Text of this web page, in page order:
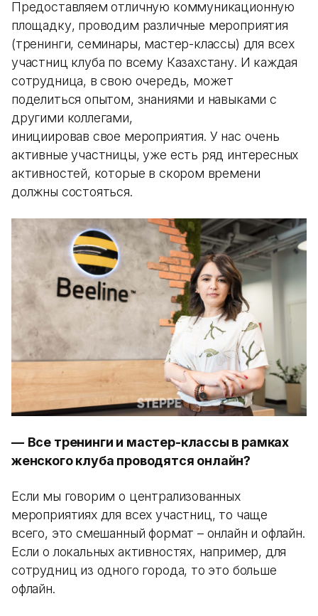
Предоставляем отличную коммуникационную
площадку, проводим различные мероприятия
(тренинги, семинары, мастер-классы) для всех
участниц клуба по всему Казахстану. И каждая
сотрудница, в свою очередь, может
поделиться опытом, знаниями и навыками с
другими коллегами,
инициировав свое мероприятия. У нас очень
активные участницы, уже есть ряд интересных
активностей, которые в скором времени
должны состояться.
— Все тренинги и мастер-классы в рамках
женского клуба проводятся онлайн?
Если мы говорим о централизованных
мероприятиях для всех участниц, то чаще
всего, это смешанный формат – онлайн и офлайн.
Если о локальных активностях, например, для
сотрудниц из одного города, то это больше
офлайн.